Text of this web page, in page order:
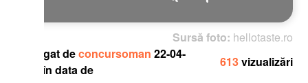
Sursă foto:hellotaste.ro
concursoman22-04-
data de
613 vizualizări